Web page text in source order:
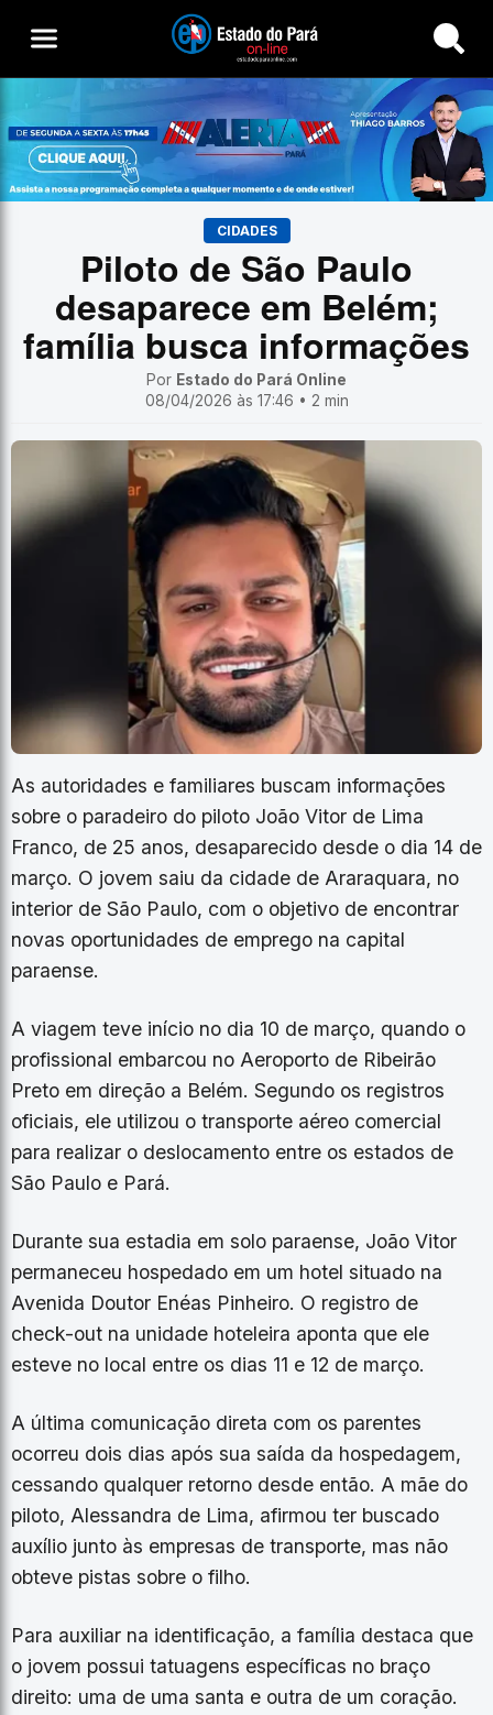
Buscar
CIDADES
Piloto de São Paulo
desaparece em Belém;
família busca informações
Por Estado do Pará Online
08/04/2026 às 17:46 • 2 min
As autoridades e familiares buscam informações
sobre o paradeiro do piloto João Vitor de Lima
Franco, de 25 anos, desaparecido desde o dia 14 de
março. O jovem saiu da cidade de Araraquara, no
interior de São Paulo, com o objetivo de encontrar
novas oportunidades de emprego na capital
paraense.
​A viagem teve início no dia 10 de março, quando o
profissional embarcou no Aeroporto de Ribeirão
Preto em direção a Belém. Segundo os registros
oficiais, ele utilizou o transporte aéreo comercial
para realizar o deslocamento entre os estados de
São Paulo e Pará.
​Durante sua estadia em solo paraense, João Vitor
permaneceu hospedado em um hotel situado na
Avenida Doutor Enéas Pinheiro. O registro de
check-out na unidade hoteleira aponta que ele
esteve no local entre os dias 11 e 12 de março.
​A última comunicação direta com os parentes
ocorreu dois dias após sua saída da hospedagem,
cessando qualquer retorno desde então. A mãe do
piloto, Alessandra de Lima, afirmou ter buscado
auxílio junto às empresas de transporte, mas não
obteve pistas sobre o filho.
​Para auxiliar na identificação, a família destaca que
o jovem possui tatuagens específicas no braço
direito: uma de uma santa e outra de um coração.